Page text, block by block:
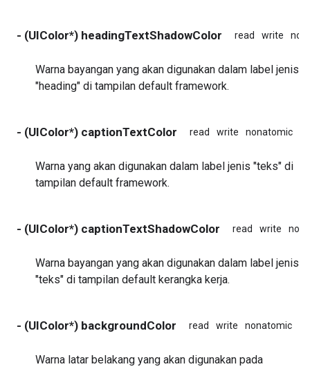
- (UIColor*) headingTextShadowColor read write
Warna bayangan yang akan digunakan dalam label jenis
"heading" di tampilan default framework.
- (UIColor*) captionTextColor read write nonatomic
Warna yang akan digunakan dalam label jenis "teks" di
tampilan default framework.
- (UIColor*) captionTextShadowColor read write
Warna bayangan yang akan digunakan dalam label jenis
"teks" di tampilan default kerangka kerja.
- (UIColor*) backgroundColor read write nonatomic
Warna latar belakang yang akan digunakan pada